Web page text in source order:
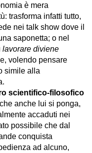
è mera
trasforma infatti tutto,
nei talk show dove il
saponetta; o nel
lavorare diviene
volendo pensare
simile alla
scientifico-filosofico
anche lui si ponga,
accaduti nei
possibile che dal
conquista
ad alcuno,